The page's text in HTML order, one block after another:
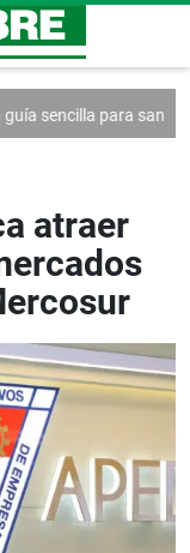
para sanar la
atraer